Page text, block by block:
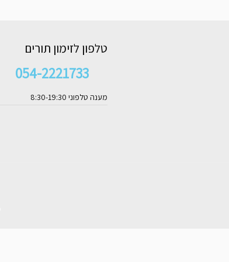
טלפון לזימון תורים
054-2221733
מענה טלפוני 8:30-19:30